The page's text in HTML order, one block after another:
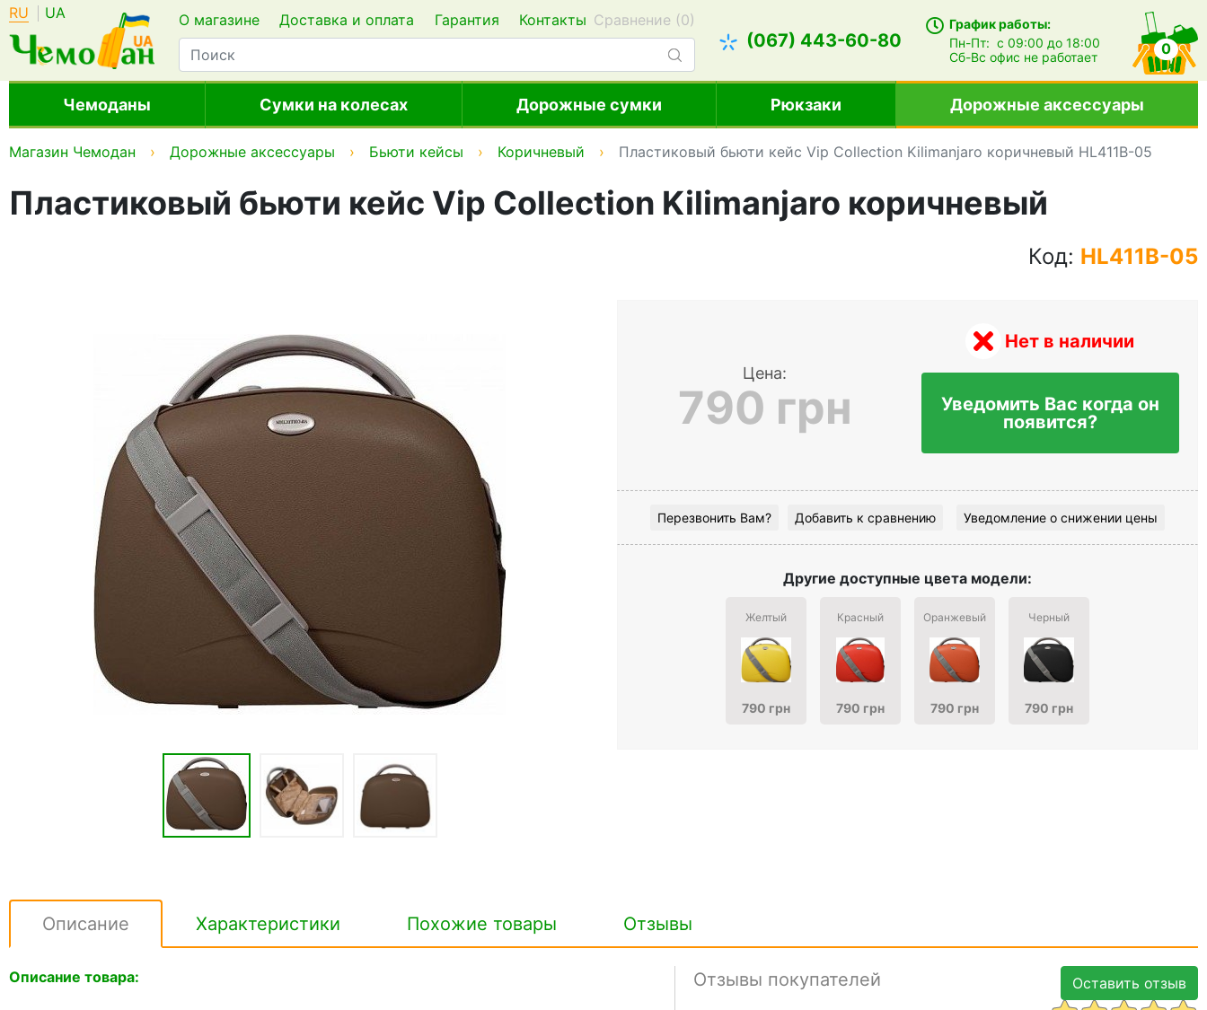
RU UA О магазине Доставка и оплата Гарантия Контакты Сравнение (0)
(067) 443-60-80
График работы:
Пн-Пт:с 09:00 до 18:00
Сб-Всофис не работает 0
Чемоданы Сумки на колесах Дорожные сумки Рюкзаки Дорожные аксессуары
Магазин Чемодан Дорожные аксессуары Бьюти кейсы Коричневый Пластиковый бьюти кейс Vip Collection Kilimanjaro коричневый HL411B-05
Пластиковый бьюти кейс Vip Collection Kilimanjaro коричневый
Код: HL411B-05
Цена:
790 грн
Нет в наличии
Уведомить Вас когда он
появится?
Перезвонить Вам? Добавить к сравнению Уведомление о снижении цены
Другие доступные цвета модели:
Желтый
790 грн
Красный
790 грн
Оранжевый
790 грн
Черный
790 грн
Описание Характеристики Похожие товары Отзывы
Оставить отзыв
Отзывы покупателей
Описание товара: